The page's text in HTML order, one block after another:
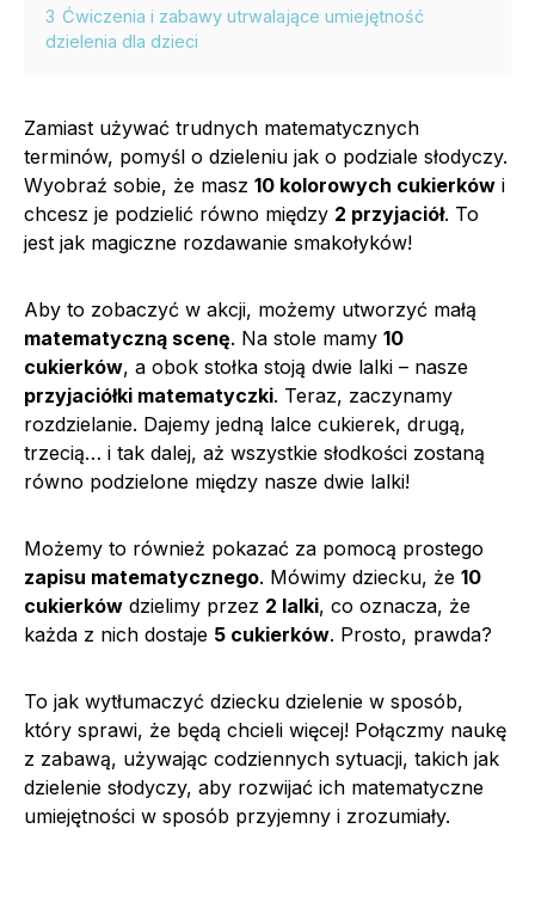
3 Ćwiczenia i zabawy utrwalające umiejętność
dzielenia dla dzieci
Zamiast używać trudnych matematycznych
terminów, pomyśl o dzieleniu jak o podziale słodyczy.
Wyobraź sobie, że masz 10 kolorowych cukierków i
chcesz je podzielić równo między 2 przyjaciół. To
jest jak magiczne rozdawanie smakołyków!
Aby to zobaczyć w akcji, możemy utworzyć małą
matematyczną scenę. Na stole mamy 10
cukierków, a obok stołka stoją dwie lalki – nasze
przyjaciółki matematyczki. Teraz, zaczynamy
rozdzielanie. Dajemy jedną lalce cukierek, drugą,
trzecią… i tak dalej, aż wszystkie słodkości zostaną
równo podzielone między nasze dwie lalki!
Możemy to również pokazać za pomocą prostego
zapisu matematycznego. Mówimy dziecku, że 10
cukierków dzielimy przez 2 lalki, co oznacza, że
każda z nich dostaje 5 cukierków. Prosto, prawda?
To jak wytłumaczyć dziecku dzielenie w sposób,
który sprawi, że będą chcieli więcej! Połączmy naukę
z zabawą, używając codziennych sytuacji, takich jak
dzielenie słodyczy, aby rozwijać ich matematyczne
umiejętności w sposób przyjemny i zrozumiały.